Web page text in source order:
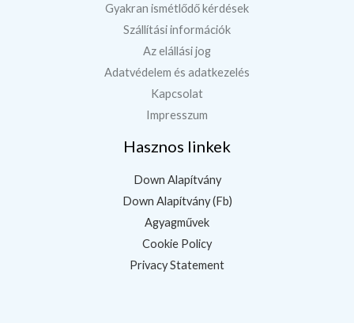
Gyakran ismétlődő kérdések
Szállítási információk
Az elállási jog
Adatvédelem és adatkezelés
Kapcsolat
Impresszum
Hasznos linkek
Down Alapítvány
Down Alapítvány (Fb)
Agyagművek
Cookie Policy
Privacy Statement